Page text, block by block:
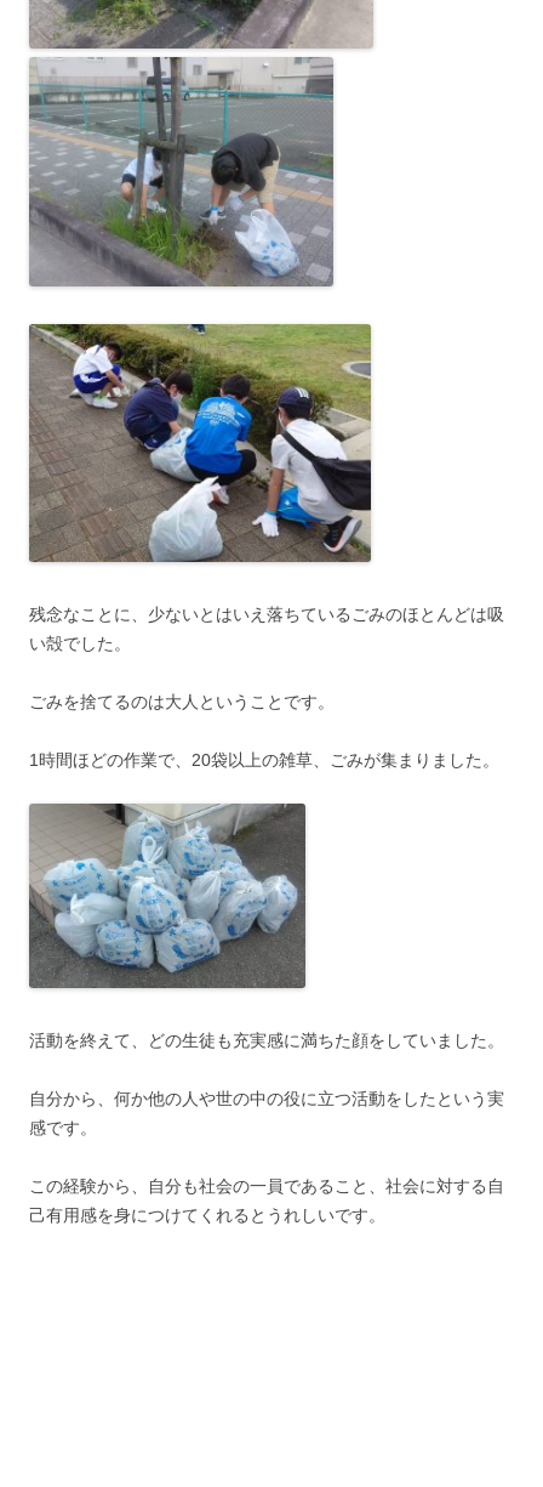
残念なことに、少ないとはいえ落ちているごみのほとんどは吸
い殻でした。
ごみを捨てるのは大人ということです。
1時間ほどの作業で、20袋以上の雑草、ごみが集まりました。
活動を終えて、どの生徒も充実感に満ちた顔をしていました。
自分から、何か他の人や世の中の役に立つ活動をしたという実
感です。
この経験から、自分も社会の一員であること、社会に対する自
己有用感を身につけてくれるとうれしいです。